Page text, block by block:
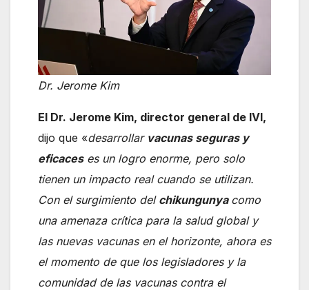
Dr. Jerome Kim
El Dr. Jerome Kim, director general de IVI,
dijo que «desarrollar vacunas seguras y
eficaceses un logro enorme, pero solo
tienen un impacto real cuando se utilizan.
Con el surgimiento del chikungunya como
una amenaza crítica para la salud global y
las nuevas vacunas en el horizonte, ahora es
el momento de que los legisladores y la
comunidad de las vacunas contra el